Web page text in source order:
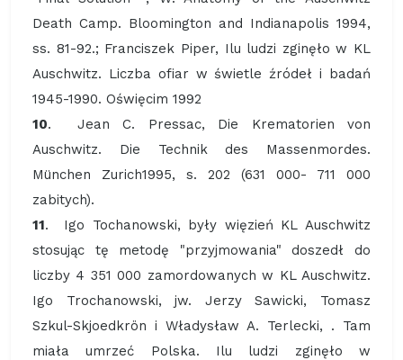
Death Camp. Bloomington and Indianapolis 1994,
ss. 81-92.; Franciszek Piper, Ilu ludzi zginęło w KL
Auschwitz. Liczba ofiar w świetle źródeł i badań
1945-1990. Oświęcim 1992
10. Jean C. Pressac, Die Krematorien von
Auschwitz. Die Technik des Massenmordes.
München Zurich1995, s. 202 (631 000- 711 000
zabitych).
11. Igo Tochanowski, były więzień KL Auschwitz
stosując tę metodę "przyjmowania" doszedł do
liczby 4 351 000 zamordowanych w KL Auschwitz.
Igo Trochanowski, jw. Jerzy Sawicki, Tomasz
Szkul-Skjoedkrön i Władysław A. Terlecki, . Tam
miała umrzeć Polska. Ilu ludzi zginęło w